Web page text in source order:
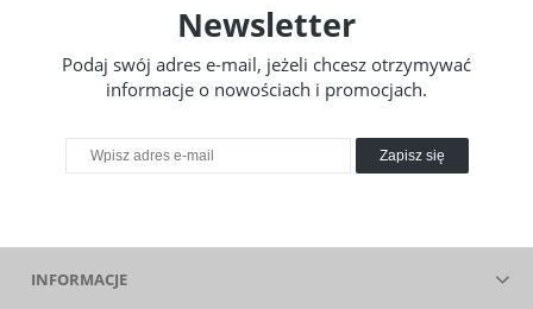
Newsletter
Podaj swój adres e-mail, jeżeli chcesz otrzymywać
informacje o nowościach i promocjach.
Zapisz się
INFORMACJE